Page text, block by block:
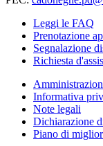
Leggi le FAQ
Prenotazione
Segnalazione
Richiesta
Informativa
Note legali
Dichiarazione
Piano di